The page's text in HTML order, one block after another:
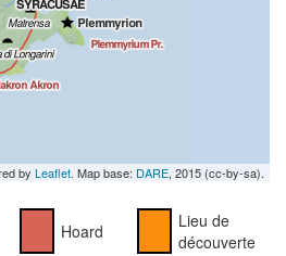
by Leaflet. Map base: DARE, 2015 (cc-by-sa).
Hoard
Lieu de
découverte